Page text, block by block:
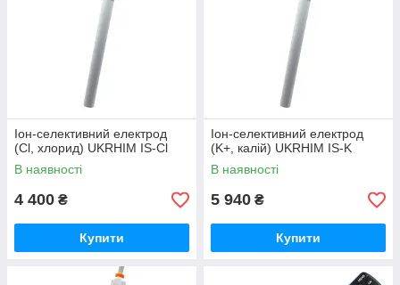
Іон-селективний електрод
(Cl, хлорид) UKRHIM IS-Cl
В наявності
4 400 ₴
Купити
Іон-селективний електрод
(K+, калій) UKRHIM IS-K
В наявності
5 940 ₴
Купити